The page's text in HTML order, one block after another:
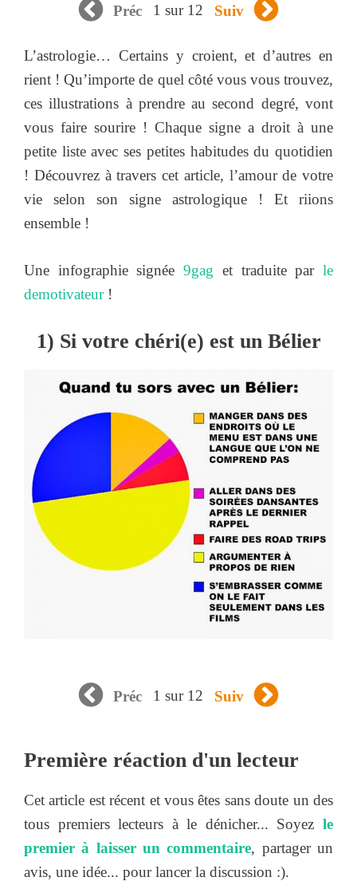
Préc 1 sur 12 Suiv
L’astrologie… Certains y croient, et d’autres en
rient ! Qu’importe de quel côté vous vous trouvez,
ces illustrations à prendre au second degré, vont
vous faire sourire ! Chaque signe a droit à une
petite liste avec ses petites habitudes du quotidien
! Découvrez à travers cet article, l’amour de votre
vie selon son signe astrologique ! Et riions
ensemble !
Une infographie signée9gag et traduite parle
demotivateur!
1) Si votre chéri(e) est un Bélier
Préc 1 sur 12 Suiv
Première réaction d'un lecteur
Cet article est récent et vous êtes sans doute un des
tous premiers lecteurs à le dénicher... Soyez le
premier à laisser un commentaire, partager un
avis, une idée... pour lancer la discussion :).